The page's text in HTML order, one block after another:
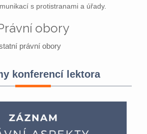
s protistranami a úřady.
obory
právní obory
konferencí lektora